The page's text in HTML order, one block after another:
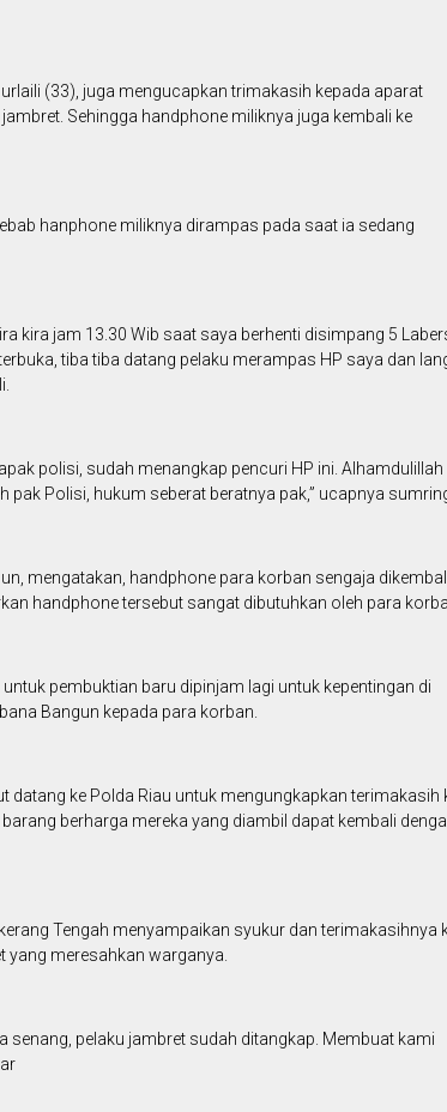
(33), juga mengucapkan trimakasih kepada aparat
Sehingga handphone miliknya juga kembali ke
hanphone miliknya dirampas pada saat ia sedang
kira jam 13.30 Wib saat saya berhenti disimpang 5
tiba tiba datang pelaku merampas HP saya dan
polisi, sudah menangkap pencuri HP ini. Alhamdulillah
Polisi, hukum seberat beratnya pak,” ucapnya
mengatakan, handphone para korban sengaja
handphone tersebut sangat dibutuhkan oleh para
pembuktian baru dipinjam lagi untuk kepentingan di
Bangun kepada para korban.
datang ke Polda Riau untuk mengungkapkan terimakasih
berharga mereka yang diambil dapat kembali
Tengah menyampaikan syukur dan terimakasihnya
yang meresahkan warganya.
senang, pelaku jambret sudah ditangkap. Membuat kami